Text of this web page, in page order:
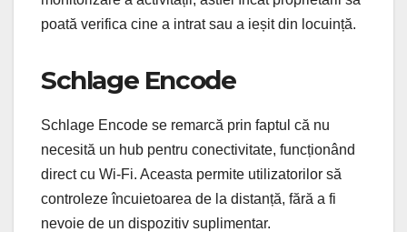
poată verifica cine a intrat sau a ieșit din locuință.
Schlage Encode
Schlage Encode se remarcă prin faptul că nu
necesită un hub pentru conectivitate, funcționând
direct cu Wi-Fi. Aceasta permite utilizatorilor să
controleze încuietoarea de la distanță, fără a fi
nevoie de un dispozitiv suplimentar.